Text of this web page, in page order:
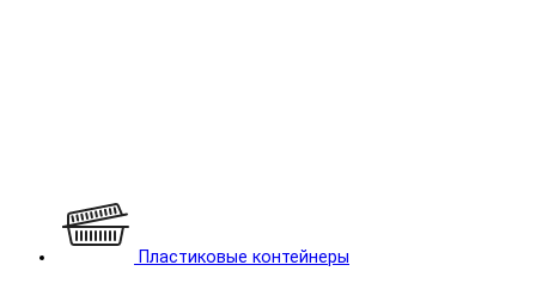
Пластиковые контейнеры